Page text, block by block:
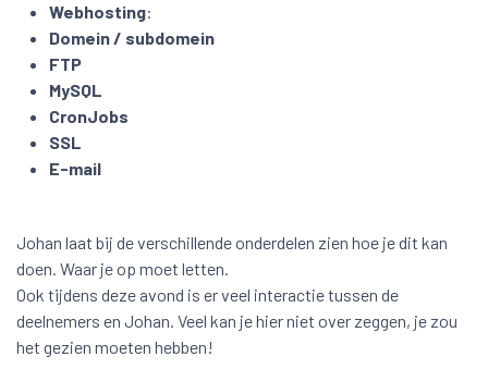
Webhosting:
Domein / subdomein
FTP
MySQL
CronJobs
SSL
E-mail
Johan laat bij de verschillende onderdelen zien hoe je dit kan
doen. Waar je op moet letten.
Ook tijdens deze avond is er veel interactie tussen de
deelnemers en Johan. Veel kan je hier niet over zeggen, je zou
het gezien moeten hebben!